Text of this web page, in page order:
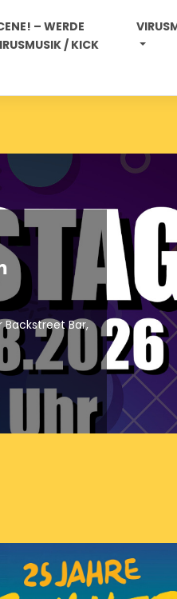
– WERDE
/ KICK
# 470a :
:
/ 31. Juli 2026
Podcast der Radioshow vom
nächsten 7 Tage auf Eurem
Read More